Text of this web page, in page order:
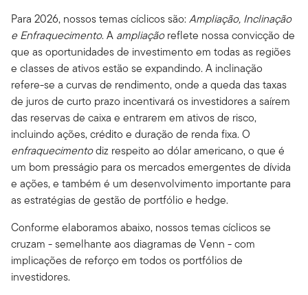
Para 2026, nossos temas cíclicos são:Ampliação, Inclinação
e Enfraquecimento. A ampliaçãoreflete nossa convicção de
que as oportunidades de investimento em todas as regiões
e classes de ativos estão se expandindo. A inclinação
refere-se a curvas de rendimento, onde a queda das taxas
de juros de curto prazo incentivará os investidores a saírem
das reservas de caixa e entrarem em ativos de risco,
incluindo ações, crédito e duração de renda fixa. O
enfraquecimentodiz respeito ao dólar americano, o que é
um bom presságio para os mercados emergentes de dívida
e ações, e também é um desenvolvimento importante para
as estratégias de gestão de portfólio e hedge.
Conforme elaboramos abaixo, nossos temas cíclicos se
cruzam - semelhante aos diagramas de Venn - com
implicações de reforço em todos os portfólios de
investidores.